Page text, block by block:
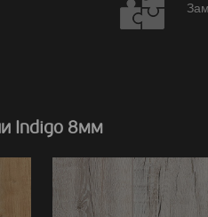
Indigo 8мм